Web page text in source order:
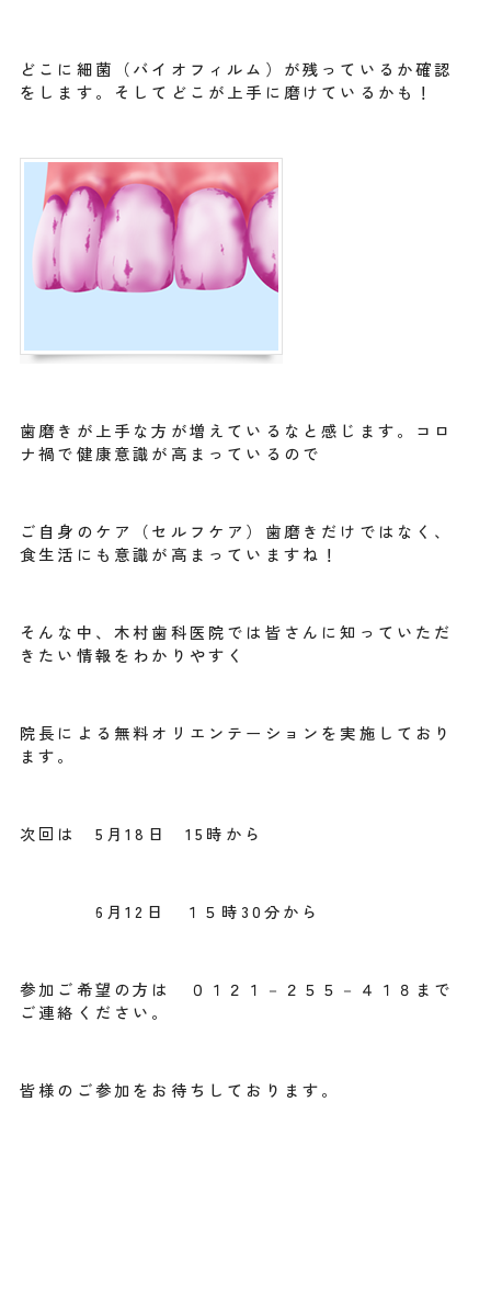
どこに細菌（バイオフィルム）が残っているか確認
をします。そしてどこが上手に磨けているかも！
歯磨きが上手な方が増えているなと感じます。コロ
ナ禍で健康意識が高まっているので
ご自身のケア（セルフケア）歯磨きだけではなく、
食生活にも意識が高まっていますね！
そんな中、木村歯科医院では皆さんに知っていただ
きたい情報をわかりやすく
院長による無料オリエンテーションを実施しており
ます。
次回は 5月18日 15時から
6月12日 １５時30分から
参加ご希望の方は ０１２１－２５５－４１８まで
ご連絡ください。
皆様のご参加をお待ちしております。